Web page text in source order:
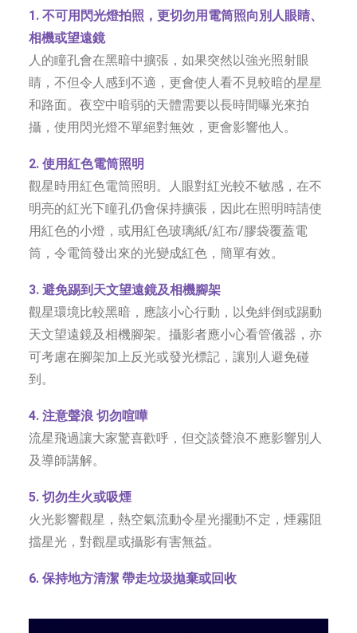
1. 不可用閃光燈拍照，更切勿用電筒照向別人眼睛、
相機或望遠鏡
人的瞳孔會在黑暗中擴張，如果突然以強光照射眼
睛，不但令人感到不適，更會使人看不見較暗的星星
和路面。夜空中暗弱的天體需要以長時間曝光來拍
攝，使用閃光燈不單絕對無效，更會影響他人。
2. 使用紅色電筒照明
觀星時用紅色電筒照明。人眼對紅光較不敏感，在不
明亮的紅光下瞳孔仍會保持擴張，因此在照明時請使
用紅色的小燈，或用紅色玻璃紙/紅布/膠袋覆蓋電
筒，令電筒發出來的光變成紅色，簡單有效。
3. 避免踢到天文望遠鏡及相機腳架
觀星環境比較黑暗，應該小心行動，以免絆倒或踢動
天文望遠鏡及相機腳架。攝影者應小心看管儀器，亦
可考慮在腳架加上反光或發光標記，讓別人避免碰
到。
4. 注意聲浪 切勿喧嘩
流星飛過讓大家驚喜歡呼，但交談聲浪不應影響別人
及導師講解。
5. 切勿生火或吸煙
火光影響觀星，熱空氣流動令星光擺動不定，煙霧阻
擋星光，對觀星或攝影有害無益。
6. 保持地方清潔 帶走垃圾拋棄或回收